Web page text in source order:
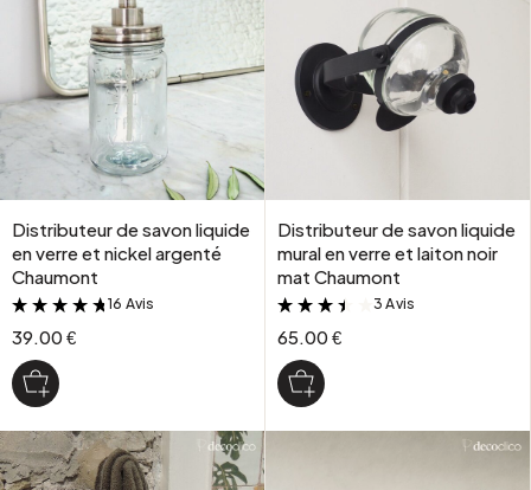
Distributeur de savon liquide
en verre et nickel argenté
Chaumont
&
16 Avis
39.00 €
Distributeur de savon liquide
mural en verre et laiton noir
mat Chaumont
&
3 Avis
65.00 €